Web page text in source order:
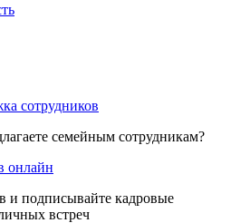
сотрудников
семейным сотрудникам?
онлайн
и подписывайте кадровые
встреч